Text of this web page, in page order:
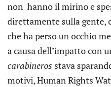
non hanno il mirino e
direttamente sulla gente,
che ha perso un occhio
a causa dell’impatto con
carabineros stava
motivi, Human Rights